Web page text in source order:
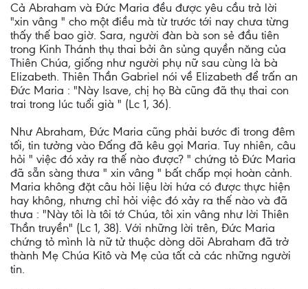
Cả Abraham và Đức Maria đều được yêu cầu trả lời
"xin vâng " cho một điều mà từ trước tới nay chưa từng
thấy thế bao giờ. Sara, người đàn bà son sẻ đầu tiên
trong Kinh Thánh thụ thai bởi ân sủng quyền năng của
Thiên Chúa, giống như người phụ nữ sau cùng là bà
Elizabeth. Thiên Thần Gabriel nói về Elizabeth để trấn an
Đức Maria : "Này Isave, chị họ Bà cũng đã thụ thai con
trai trong lúc tuổi già " (Lc 1, 36).
Như Abraham, Đức Maria cũng phải bước đi trong đêm
tối, tin tưởng vào Đấng đã kêu gọi Maria. Tuy nhiên, câu
hỏi " việc đó xảy ra thế nào được? " chứng tỏ Đức Maria
đã sẵn sàng thưa " xin vâng " bất chấp mọi hoàn cảnh.
Maria không đặt câu hỏi liệu lời hứa có được thực hiện
hay không, nhưng chỉ hỏi việc đó xảy ra thế nào và đã
thưa : "Này tôi là tôi tớ Chúa, tôi xin vâng như lời Thiên
Thần truyền" (Lc 1, 38). Với những lời trên, Đức Maria
chứng tỏ mình là nữ tử thuộc dòng dõi Abraham đã trở
thành Mẹ Chúa Kitô và Mẹ của tất cả các những người
tin.